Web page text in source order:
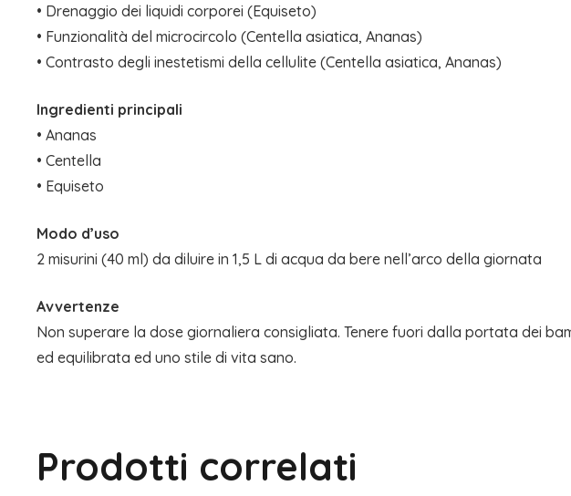
• Drenaggio dei liquidi corporei (Equiseto)
• Funzionalità del microcircolo (Centella asiatica, Ananas)
• Contrasto degli inestetismi della cellulite (Centella asiatica, Ananas)
Ingredienti principali
• Ananas
• Centella
• Equiseto
Modo d’uso
2 misurini (40 ml) da diluire in 1,5 L di acqua da bere nell’arco della giornata
Avvertenze
Non superare la dose giornaliera consigliata. Tenere fuori dalla portata dei
ed equilibrata ed uno stile di vita sano.
Prodotti correlati